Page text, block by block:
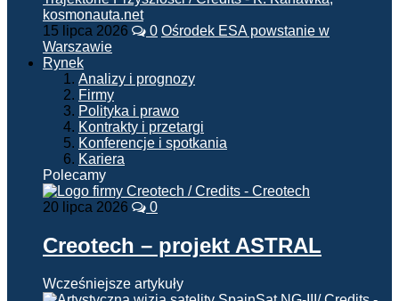
15 lipca 2026 0 Ośrodek ESA powstanie w
Warszawie
Rynek
Analizy i prognozy
Firmy
Polityka i prawo
Kontrakty i przetargi
Konferencje i spotkania
Kariera
Polecamy
20 lipca 2026 0
Creotech – projekt ASTRAL
Wcześniejsze artykuły